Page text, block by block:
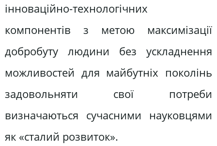
інноваційно-технологічних
компонентів з метою максимізації
добробуту людини без ускладнення
можливостей для майбутніх поколінь
задовольняти свої потреби
визначаються сучасними науковцями
як «сталий розвиток».